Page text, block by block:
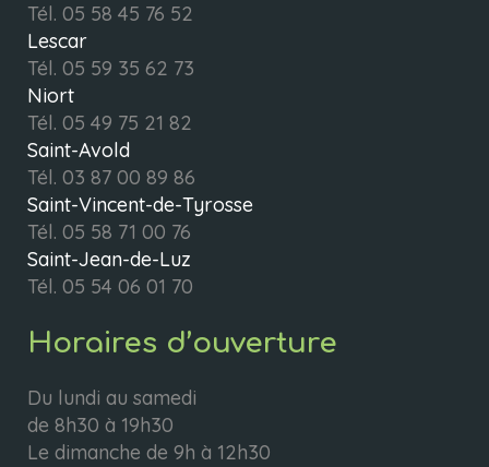
Tél. 05 58 45 76 52
Lescar
Tél. 05 59 35 62 73
Niort
Tél. 05 49 75 21 82
Saint-Avold
Tél. 03 87 00 89 86
Saint-Vincent-de-Tyrosse
Tél. 05 58 71 00 76
Saint-Jean-de-Luz
Tél. 05 54 06 01 70
Horaires d’ouverture
Du lundi au samedi
de 8h30 à 19h30
Le dimanche de 9h à 12h30